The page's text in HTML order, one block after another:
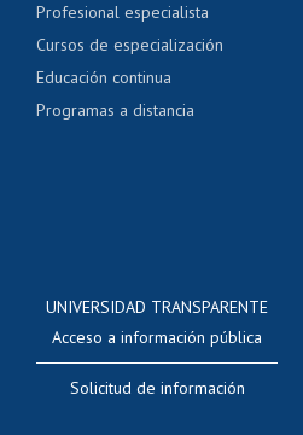
Profesional especialista
Cursos de especialización
Educación continua
Programas a distancia
UNIVERSIDAD TRANSPARENTE
Acceso a información pública
Solicitud de información